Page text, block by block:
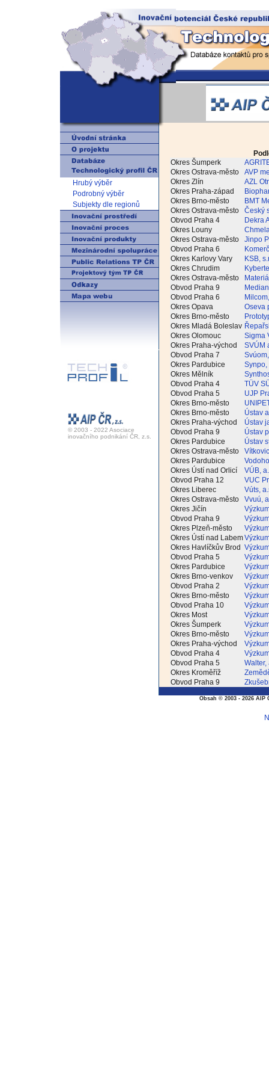
Hrubý výběr
Podrobný výběr
Subjekty dle regionů
© 2003 - 2022 Asociace
inovačního podnikání ČR, z.s.
Okres Šumperk
Okres Ostrava-město
AVP
Okres Zlín
AZL
Okres Praha-západ
Okres Brno-město
BMT
Okres Ostrava-město
Český
Obvod Praha 4
Dekra
Okres Louny
Okres Ostrava-město
Jinpo
Obvod Praha 6
Okres Karlovy Vary
KSB,
Okres Chrudim
Okres Ostrava-město
Obvod Praha 9
Obvod Praha 6
Okres Opava
Oseva
Okres Brno-město
Okres Mladá Boleslav
Okres Olomouc
Sigma
Okres Praha-východ
SVÚM
Obvod Praha 7
Okres Pardubice
Synpo,
Okres Mělník
Obvod Praha 4
TÜV
Obvod Praha 5
UJP
Okres Brno-město
Okres Brno-město
Ústav
Okres Praha-východ
Ústav
Obvod Praha 9
Ústav
Okres Pardubice
Ústav
Okres Ostrava-město
Okres Pardubice
Okres Ústí nad Orlicí
VÚB,
Obvod Praha 12
VUC
Okres Liberec
Vúts,
Okres Ostrava-město
Vvuú,
Okres Jičín
Obvod Praha 9
Okres Plzeň-město
Okres Ústí nad Labem
Okres Havlíčkův Brod
Obvod Praha 5
Okres Pardubice
Okres Brno-venkov
Obvod Praha 2
Okres Brno-město
Obvod Praha 10
Okres Most
Okres Šumperk
Okres Brno-město
Okres Praha-východ
Obvod Praha 4
Obvod Praha 5
Walter,
Okres Kroměříž
Obvod Praha 9
Obsah © 2003 - 2026